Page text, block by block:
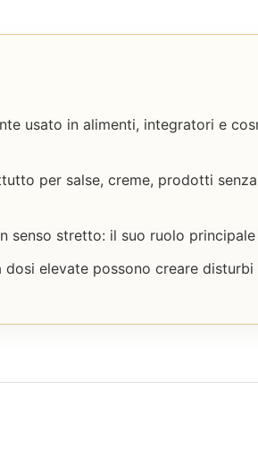
usato in alimenti, integratori e
per salse, creme, prodotti
senso stretto: il suo ruolo
elevate possono creare